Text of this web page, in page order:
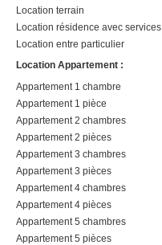
Location terrain
Location résidence avec services
Location entre particulier
Location Appartement :
Appartement 1 chambre
Appartement 1 pièce
Appartement 2 chambres
Appartement 2 pièces
Appartement 3 chambres
Appartement 3 pièces
Appartement 4 chambres
Appartement 4 pièces
Appartement 5 chambres
Appartement 5 pièces